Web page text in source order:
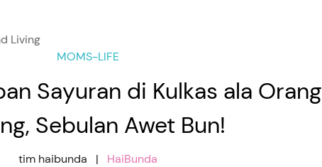
Living
MOMS-LIFE
Sayuran di Kulkas ala Orang
Sebulan Awet Bun!
tim haibunda | HaiBunda